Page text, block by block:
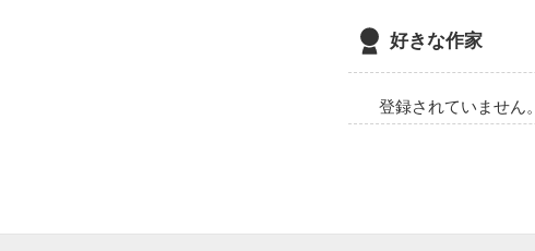
好きな作家
登録されていません。